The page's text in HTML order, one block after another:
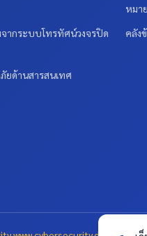
ากระบบโทรทัศน์วงจรปิด
ยด้านสารสนเทศ
หมา
คลัง